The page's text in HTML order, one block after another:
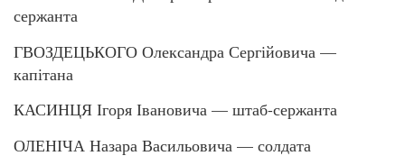
сержанта
ГВОЗДЕЦЬКОГО Олександра Сергійовича —
капітана
КАСИНЦЯ Ігоря Івановича — штаб-сержанта
ОЛЕНІЧА Назара Васильовича — солдата